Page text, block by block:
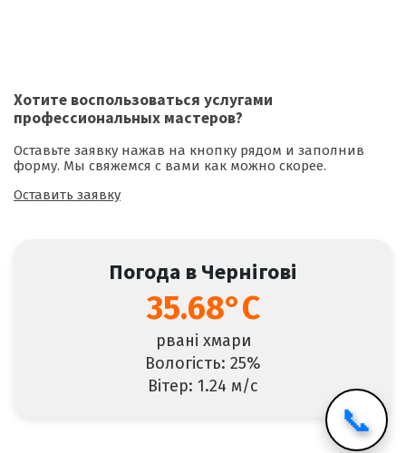
Хотите воспользоваться услугами
профессиональных мастеров?
Оставьте заявку нажав на кнопку рядом и заполнив
форму. Мы свяжемся с вами как можно скорее.
Оставить заявку
Погода в Чернігові
35.68°C
рвані хмари
Вологість: 25%
Вітер: 1.24 м/с
📞